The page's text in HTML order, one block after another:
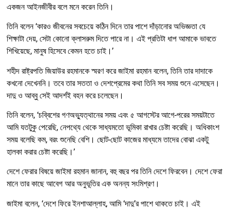
একজন আইনজীবীর বলে মনে করেন তিনি।
তিনি বলেন ‘কারও জীবনের সবচেয়ে কঠিন দিনে তার পাশে দাঁড়ানোর অভিজ্ঞতা যে
শিক্ষাটা দেয়, সেটা কোনো ক্লাসরুম দিতে পারে না। এই প্রতিটা ধাপ আমাকে ভাবতে
শিখিয়েছে, মানুষ হিসেবে কেমন হতে চাই।’
শহীদ রাষ্ট্রপতি জিয়াউর রহমানকে স্মরণ করে জাইমা রহমান বলেন, তিনি তার দাদাকে
কখনো দেখেননি। তবে তার সততা ও দেশপ্রেমের কথা তিনি সব সময় শুনে এসেছেন।
দাদু ও আব্বু সেই আদর্শই বহন করে চলেছেন।
তিনি বলেন, ‘চব্বিশের গণঅভ্যুত্থানের সময় এবং ৫ আগস্টের আগে-পরের সময়টাতে
আমি যতটুকু পেরেছি, নেপথ্যে থেকে সাধ্যমতো ভূমিকা রাখার চেষ্টা করেছি। অধিকাংশ
সময় বলেছি কম, বরং শুনেছি বেশি। ছোট-ছোট কাজের মাধ্যমে তাদের বোঝা একটু
হালকা করার চেষ্টা করেছি।’
দেশে ফেরার বিষয়ে জাইমা রহমান জানান, বহু বছর পর তিনি দেশে ফিরবেন। দেশে ফেরা
মানে তার কাছে আবেগ আর অনুভূতির এক অনন্য সংমিশ্রণ।
জাইমা বলেন, ‘দেশে ফিরে ইনশাআল্লাহ, আমি ‘দাদু’র পাশে থাকতে চাই। এই